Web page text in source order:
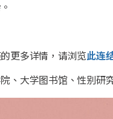
更多详情，请浏览此连
、大学图书馆、性别